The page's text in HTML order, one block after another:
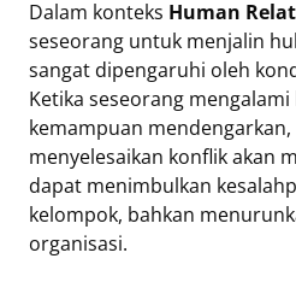
Dalam konteks Human
seseorang untuk menjalin
sangat dipengaruhi oleh
Ketika seseorang
kemampuan
menyelesaikan konflik akan
dapat menimbulkan
kelompok, bahkan
organisasi.